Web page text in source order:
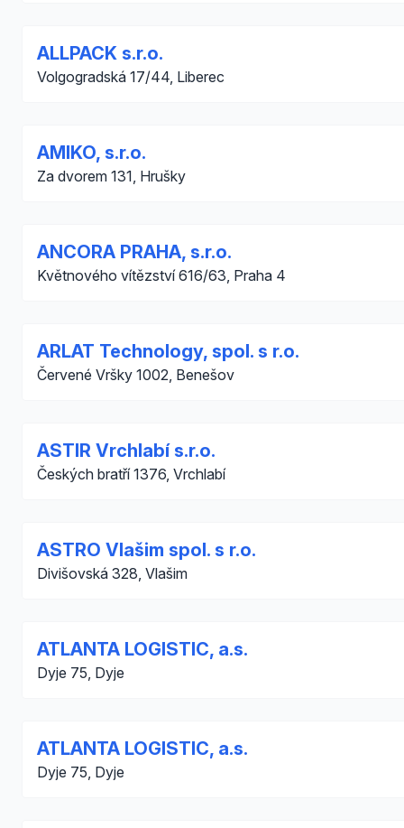
ALLPACK s.r.o.
Volgogradská 17/44, Liberec
AMIKO, s.r.o.
Za dvorem 131, Hrušky
ANCORA PRAHA, s.r.o.
Květnového vítězství 616/63, Praha 4
ARLAT Technology, spol. s r.o.
Červené Vršky 1002, Benešov
ASTIR Vrchlabí s.r.o.
Českých bratří 1376, Vrchlabí
ASTRO Vlašim spol. s r.o.
Divišovská 328, Vlašim
ATLANTA LOGISTIC, a.s.
Dyje 75, Dyje
ATLANTA LOGISTIC, a.s.
Dyje 75, Dyje